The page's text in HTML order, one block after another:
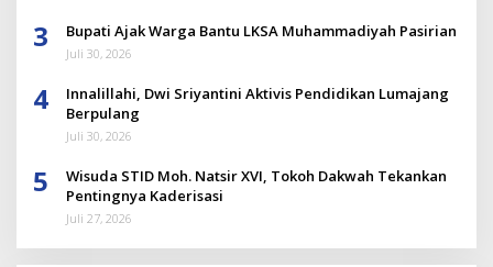
3 Bupati Ajak Warga Bantu LKSA Muhammadiyah Pasirian
Juli 30, 2026
4
Innalillahi, Dwi Sriyantini Aktivis Pendidikan Lumajang
Berpulang
Juli 30, 2026
5
Wisuda STID Moh. Natsir XVI, Tokoh Dakwah Tekankan
Pentingnya Kaderisasi
Juli 27, 2026